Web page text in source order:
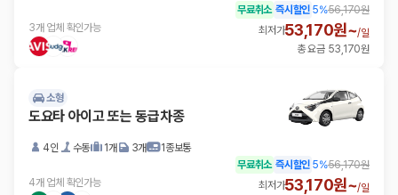
3개 업체 확인가능
무료취소 즉시할인 5%56,170원
최저가53,170원~/일
총 요금 53,170원
소형
도요타 아이고 또는 동급차종
4인 수동 1개 3개 1종보통
4개 업체 확인가능
무료취소 즉시할인 5%56,170원
최저가53,170원~/일